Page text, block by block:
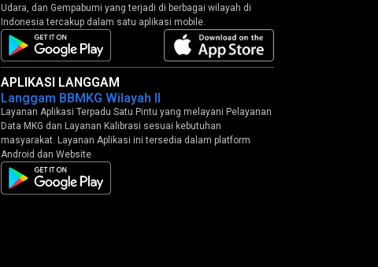
Udara, dan Gempabumi yang terjadi di berbagai wilayah di
Indonesia tercakup dalam satu aplikasi mobile.
APLIKASI LANGGAM
Langgam BBMKG Wilayah II
Layanan Aplikasi Terpadu Satu Pintu yang melayani Pelayanan
Data MKG dan Layanan Kalibrasi sesuai kebutuhan
masyarakat. Layanan Aplikasi ini tersedia dalam platform
Android dan Website